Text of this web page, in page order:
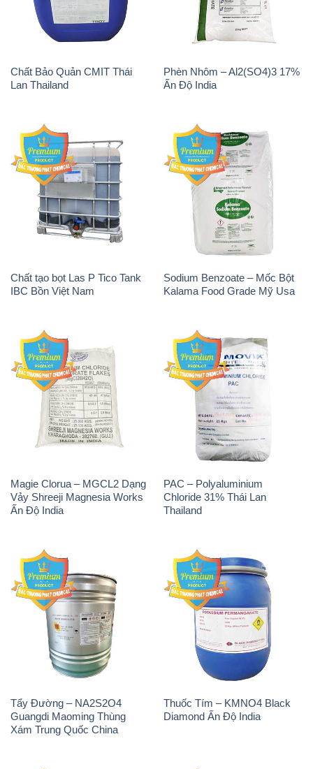
Chất Bảo Quản CMIT Thái
Lan Thailand
Phèn Nhôm – Al2(SO4)3 17%
Ấn Độ India
Chất tạo bọt Las P Tico Tank
IBC Bồn Việt Nam
Sodium Benzoate – Mốc Bột
Kalama Food Grade Mỹ Usa
Magie Clorua – MGCL2 Dạng
Vảy Shreeji Magnesia Works
Ấn Độ India
PAC – Polyaluminium
Chloride 31% Thái Lan
Thailand
Tẩy Đường – NA2S2O4
Guangdi Maoming Thùng
Xám Trung Quốc China
Thuốc Tím – KMNO4 Black
Diamond Ấn Độ India